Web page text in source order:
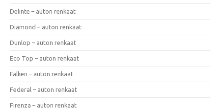
Delinte – auton renkaat
Diamond – auton renkaat
Dunlop – auton renkaat
Eco Top – auton renkaat
Falken – auton renkaat
Federal – auton renkaat
Firenza – auton renkaat